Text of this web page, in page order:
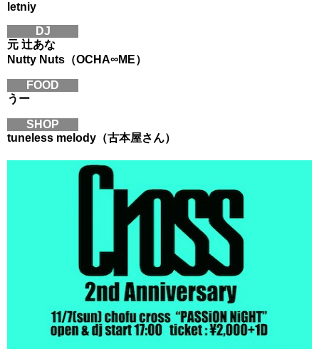
letniy
DJ
元 辻あな
Nutty Nuts（OCHA∞ME）
FOOD
うー
SHOP
tuneless melody（古本屋さん）